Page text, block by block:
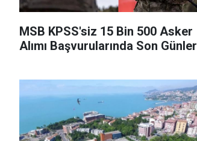
MSB KPSS'siz 15 Bin 500 Asker
Alımı Başvurularında Son Günler